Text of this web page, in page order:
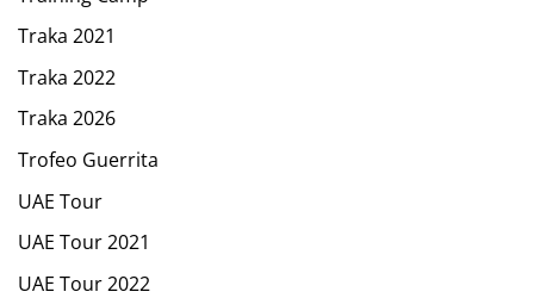
Traka 2021
Traka 2022
Traka 2026
Trofeo Guerrita
UAE Tour
UAE Tour 2021
UAE Tour 2022